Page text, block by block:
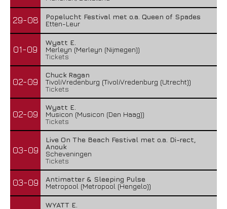
29-08
Popelucht Festival met o.a. Queen of Spades
Etten-Leur
01-09
Wyatt E.
Merleyn (Merleyn (Nijmegen))
Tickets
02-09
Chuck Ragan
TivoliVredenburg (TivoliVredenburg (Utrecht))
Tickets
02-09
Wyatt E.
Musicon (Musicon (Den Haag))
Tickets
03-09
Live On The Beach Festival met o.a. Di-rect,
Anouk
Scheveningen
Tickets
03-09
Antimatter & Sleeping Pulse
Metropool (Metropool (Hengelo))
WYATT E.